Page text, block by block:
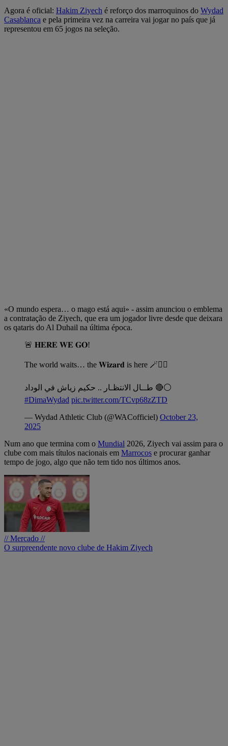
Agora é oficial: Hakim Ziyech é reforço dos marroquinos do Wydad
Casablanca e pela primeira vez na carreira vai jogar no país que já
representou em 65 jogos na seleção.
«O mundo espera… o mago está aqui» - assim anunciou o emblema
a contratação de Ziyech, que era um jogador livre desde que deixara
os qataris do Al Duhail na última época.
🚨 𝐇𝐄𝐑𝐄 𝐖𝐄 𝐆𝐎!
The world waits… the 𝐖𝐢𝐳𝐚𝐫𝐝 is here 🪄🧙‍♂️
طــال الانتظـار .. حكيم زياش في الوداد 🔴⚪️
#DimaWydad pic.twitter.com/TCvp68zZTD
— Wydad Athletic Club (@WACofficiel) October 23,
2025
Num ano que termina com o Mundial 2026, Ziyech vai assim para o
clube com mais títulos nacionais em Marrocos e procurar ganhar
tempo de jogo, algo que não tem tido nos últimos anos.
// Mercado //
O surpreendente novo clube de Hakim Ziyech